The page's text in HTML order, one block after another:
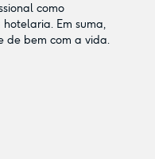
como
Em suma,
de bem com a vida.